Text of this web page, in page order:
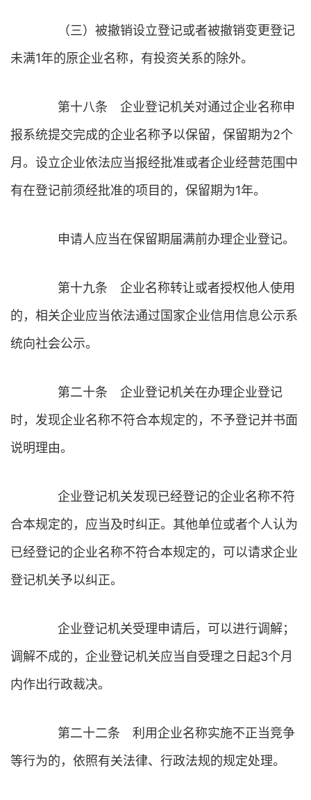
（三）被撤销设立登记或者被撤销变更登记
未满1年的原企业名称，有投资关系的除外。
第十八条 企业登记机关对通过企业名称申
报系统提交完成的企业名称予以保留，保留期为2个
月。设立企业依法应当报经批准或者企业经营范围中
有在登记前须经批准的项目的，保留期为1年。
申请人应当在保留期届满前办理企业登记。
第十九条 企业名称转让或者授权他人使用
的，相关企业应当依法通过国家企业信用信息公示系
统向社会公示。
第二十条 企业登记机关在办理企业登记
时，发现企业名称不符合本规定的，不予登记并书面
说明理由。
企业登记机关发现已经登记的企业名称不符
合本规定的，应当及时纠正。其他单位或者个人认为
已经登记的企业名称不符合本规定的，可以请求企业
登记机关予以纠正。
企业登记机关受理申请后，可以进行调解；
调解不成的，企业登记机关应当自受理之日起3个月
内作出行政裁决。
第二十二条 利用企业名称实施不正当竞争
等行为的，依照有关法律、行政法规的规定处理。